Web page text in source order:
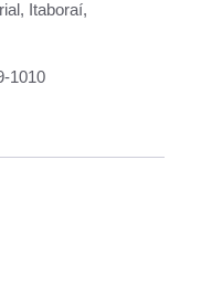
Itaboraí,
1010